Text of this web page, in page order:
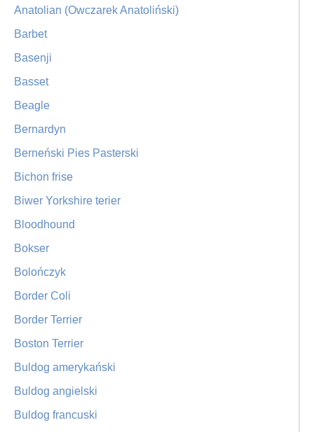
Anatolian (Owczarek Anatoliński)
Barbet
Basenji
Basset
Beagle
Bernardyn
Berneński Pies Pasterski
Bichon frise
Biwer Yorkshire terier
Bloodhound
Bokser
Bolończyk
Border Coli
Border Terrier
Boston Terrier
Buldog amerykański
Buldog angielski
Buldog francuski